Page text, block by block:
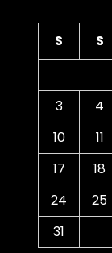
S S
3
4
10
11
17
18
24
25
31